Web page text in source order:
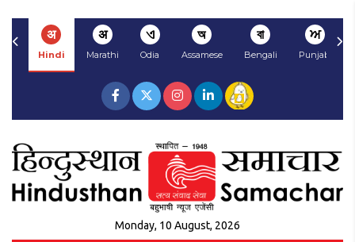
अ
Hindi
अ
Marathi
ଏ
Odia
অ
Assamese
বা
Bengali
ਅ
Punjabi
Monday, 10 August, 2026